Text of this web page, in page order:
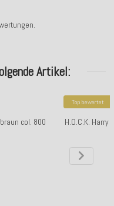
Artikel:
col. 800
Top bewertet
H.O.C.K.